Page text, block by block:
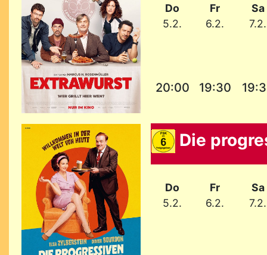
Do
5.2.
Fr
6.2.
Sa
7.2.
20:00 19:30
Die
Do
5.2.
Fr
6.2.
Sa
7.2.